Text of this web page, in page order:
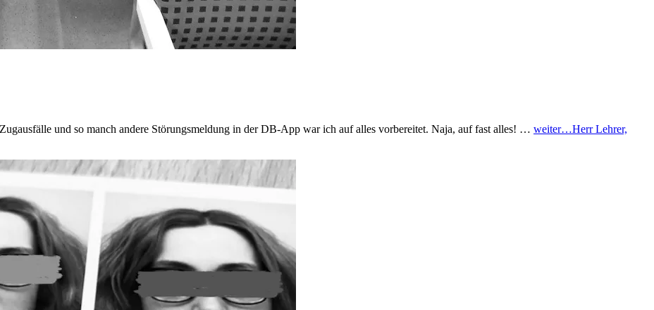
und so manch andere Störungsmeldung in der DB-App war ich auf alles vorbereitet. Naja, auf fast alles! … weiter…Herr Lehrer,